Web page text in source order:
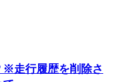
※走行履歴を削除さ